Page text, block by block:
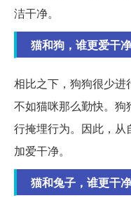
洁干净。
猫和狗，谁更爱干
相比之下，狗狗很少
不如猫咪那么勤快。
行掩埋行为。因此，
加爱干净。
猫和兔子，谁更干